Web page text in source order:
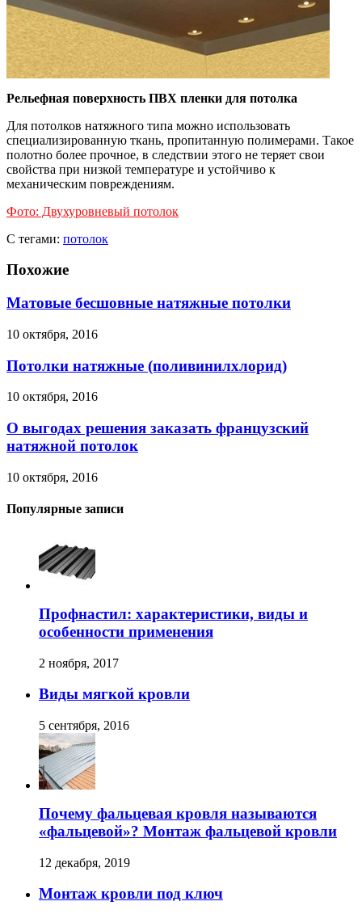
Рельефная поверхность ПВХ пленки для потолка
Для потолков натяжного типа можно использовать
специализированную ткань, пропитанную полимерами. Такое
полотно более прочное, в следствии этого не теряет свои
свойства при низкой температуре и устойчиво к
механическим повреждениям.
Фото: Двухуровневый потолок
С тегами: потолок
Похожие
Матовые бесшовные натяжные потолки
10 октября, 2016
Потолки натяжные (поливинилхлорид)
10 октября, 2016
О выгодах решения заказать французский
натяжной потолок
10 октября, 2016
Популярные записи
Профнастил: характеристики, виды и
особенности применения
2 ноября, 2017
Виды мягкой кровли
5 сентября, 2016
Почему фальцевая кровля называются
«фальцевой»? Монтаж фальцевой кровли
12 декабря, 2019
Монтаж кровли под ключ